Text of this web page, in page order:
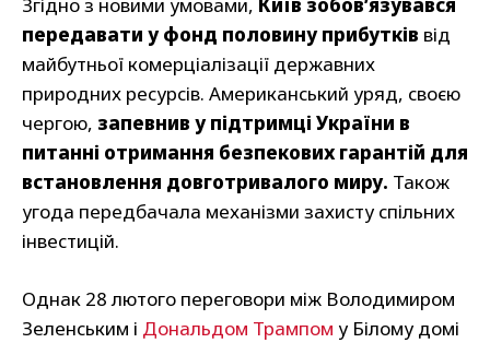
Згідно з новими умовами, Київ зобов’язувався
передавати у фонд половину прибутків від
майбутньої комерціалізації державних
природних ресурсів. Американський уряд, своєю
чергою, запевнив у підтримці України в
питанні отримання безпекових гарантій для
встановлення довготривалого миру. Також
угода передбачала механізми захисту спільних
інвестицій.
Однак 28 лютого переговори між Володимиром
Зеленським і Дональдом Трампом у Білому домі